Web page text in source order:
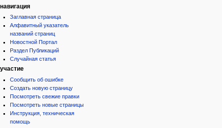
навигация
Заглавная страница
Алфавитный указатель
названий страниц
Новостной Портал
Раздел Публикаций
Случайная статья
участие
Сообщить об ошибке
Создать новую страницу
Посмотреть свежие правки
Посмотреть новые страницы
Инструкция, техническая
помощь